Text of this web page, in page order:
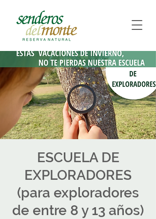
ESCUELA DE
EXPLORADORES
(para exploradores
de entre 8 y 13 años)